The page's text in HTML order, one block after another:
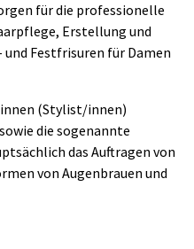
für die professionelle
Erstellung und
Festfrisuren für Damen
(Stylist/innen)
die sogenannte
das Auftragen von
von Augenbrauen und